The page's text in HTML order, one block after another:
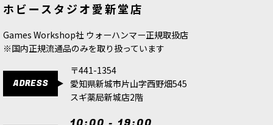
[スピアヘッド] シルヴァネス：スパイトウィング
21,300円(税込)
高機動で盤面を制するスピアヘッド戦力セット ス
パイトウィングの群れは、シルヴァネス軍の機動
力を活かした戦い方をそのまま形にしたスピアヘ
射撃支援をまとめ…
レルムロード 日本語版[87-03]
カラディウス・グラヴタンク・アナイ
アレーター
14,100円 (税込)
ホビースタジオ愛新堂店
Games Workshop社 ウォーハンマー正規取扱店
※国内正規流通品のみを取り扱っています
ADRESS
〒441-1354
愛知県新城市片山字西野畑545
スギ薬局新城店2階